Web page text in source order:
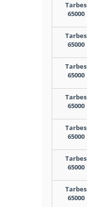
Tarbes
65000
Tarbes
65000
Tarbes
65000
Tarbes
65000
Tarbes
65000
Tarbes
65000
Tarbes
65000